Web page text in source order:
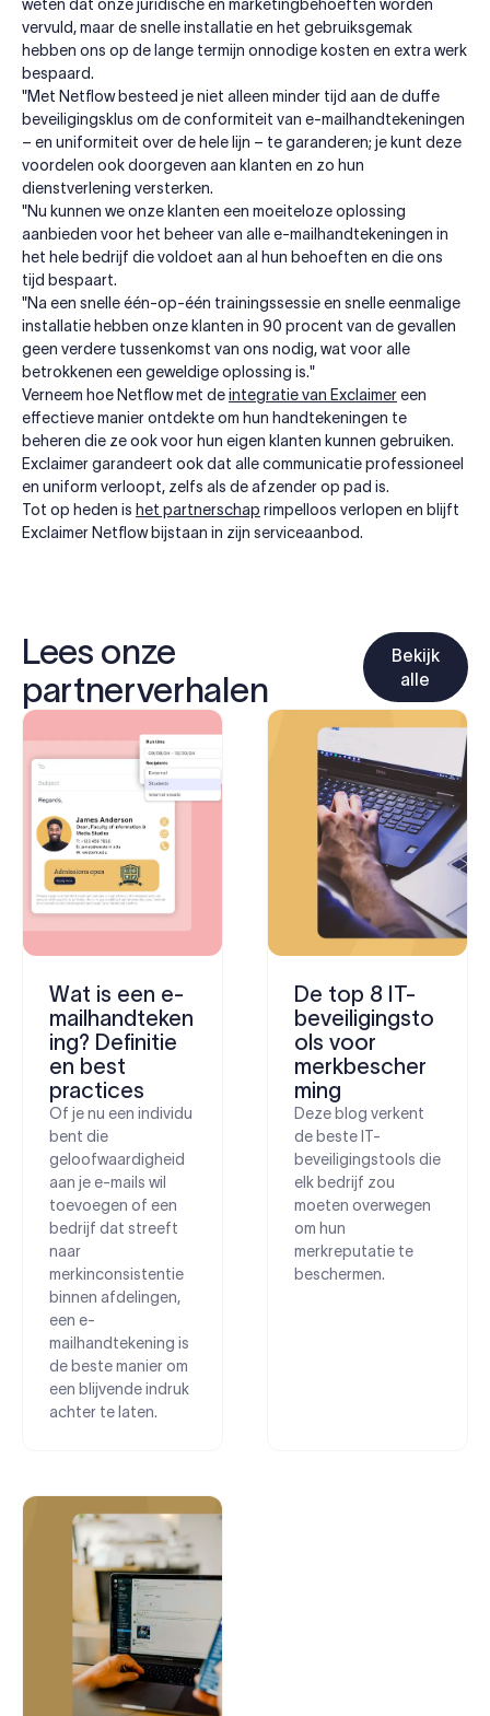
weten dat onze juridische en marketingbehoeften worden
vervuld, maar de snelle installatie en het gebruiksgemak
hebben ons op de lange termijn onnodige kosten en extra werk
bespaard.
"Met Netflow besteed je niet alleen minder tijd aan de duffe
beveiligingsklus om de conformiteit van e-mailhandtekeningen
– en uniformiteit over de hele lijn – te garanderen; je kunt deze
voordelen ook doorgeven aan klanten en zo hun
dienstverlening versterken.
"Nu kunnen we onze klanten een moeiteloze oplossing
aanbieden voor het beheer van alle e-mailhandtekeningen in
het hele bedrijf die voldoet aan al hun behoeften en die ons
tijd bespaart.
"Na een snelle één-op-één trainingssessie en snelle eenmalige
installatie hebben onze klanten in 90 procent van de gevallen
geen verdere tussenkomst van ons nodig, wat voor alle
betrokkenen een geweldige oplossing is."
Verneem hoe Netflow met deintegratie van Exclaimereen
effectieve manier ontdekte om hun handtekeningen te
beheren die ze ook voor hun eigen klanten kunnen gebruiken.
Exclaimer garandeert ook dat alle communicatie professioneel
en uniform verloopt, zelfs als de afzender op pad is.
Tot op heden is het partnerschap rimpelloos verlopen en blijft
Exclaimer Netflow bijstaan in zijn serviceaanbod.
Lees onze
partnerverhalen
Bekijk
alle
Wat is een e-
mailhandteken
ing? Definitie
en best
practices
Of je nu een individu
bent die
geloofwaardigheid
aan je e-mails wil
toevoegen of een
bedrijf dat streeft
naar
merkinconsistentie
binnen afdelingen,
een e-
mailhandtekening is
de beste manier om
een blijvende indruk
achter te laten.
De top 8 IT-
beveiligingsto
ols voor
merkbescher
ming
Deze blog verkent
de beste IT-
beveiligingstools die
elk bedrijf zou
moeten overwegen
om hun
merkreputatie te
beschermen.